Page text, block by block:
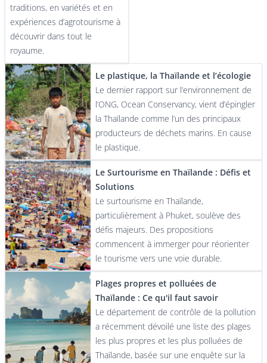
traditions, en variétés et en
expériences d’agrotourisme à
découvrir dans tout le
royaume.
Le plastique, la Thaïlande et l’écologie
Le dernier rapport sur l’environnement de
l’ONG, Ocean Conservancy, vient d’épingler
la Thaïlande comme l’un des principaux
producteurs de déchets marins. En cause
le plastique.
Le Surtourisme en Thaïlande : Défis et
Solutions
Le surtourisme en Thaïlande,
particulièrement à Phuket, soulève des
défis majeurs. Des propositions
commencent à immerger pour réorienter
le tourisme vers une voie durable.
Plages propres et polluées de
Thaïlande : Ce qu'il faut savoir
Le département de contrôle de la pollution
a récemment dévoilé une liste des plages
les plus propres et les plus polluées de
Thaïlande, basée sur une enquête sur la